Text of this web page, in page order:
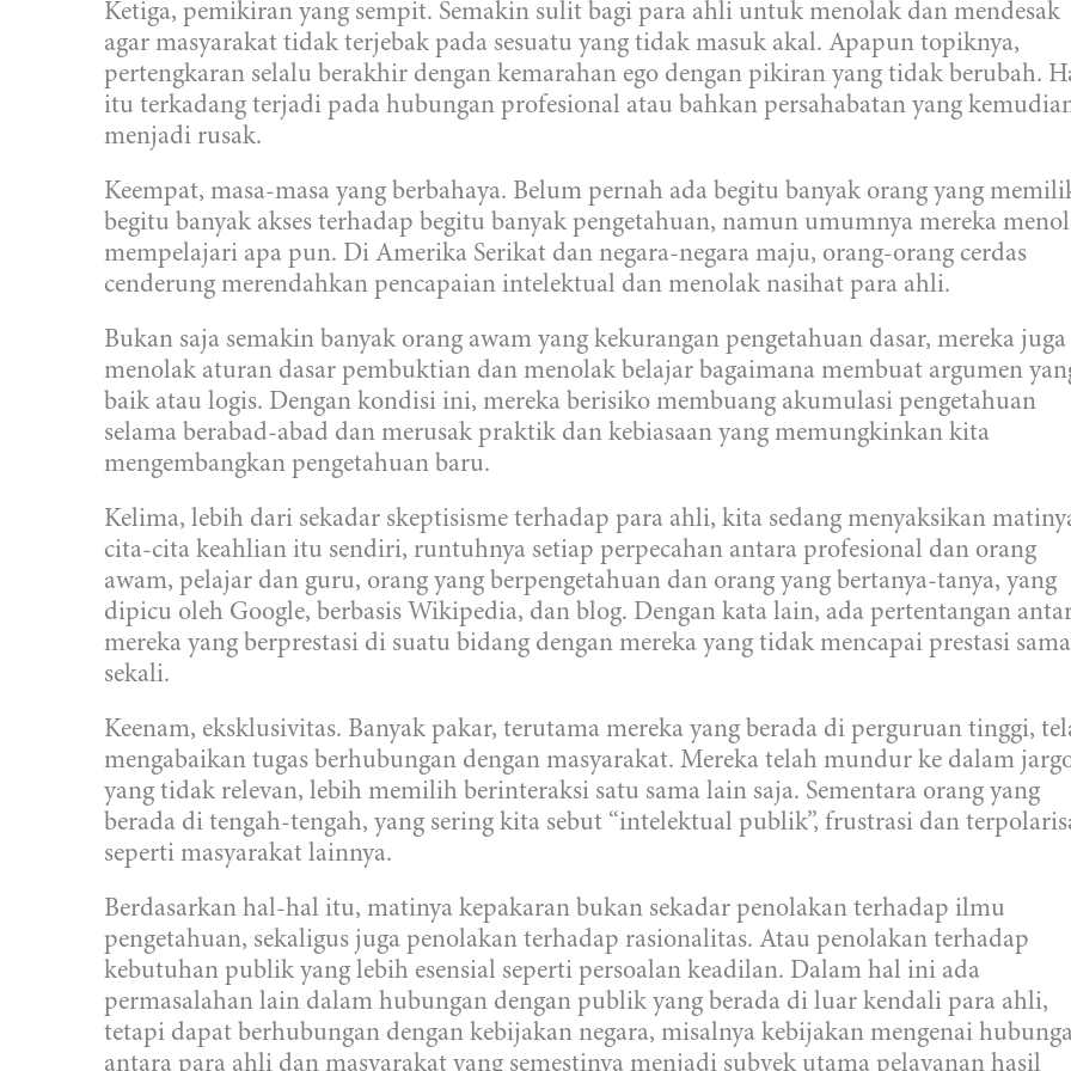
Ketiga, pemikiran yang sempit. Semakin sulit bagi para ahli untuk menolak dan mendesak
agar masyarakat tidak terjebak pada sesuatu yang tidak masuk akal. Apapun topiknya,
pertengkaran selalu berakhir dengan kemarahan ego dengan pikiran yang tidak berubah.
itu terkadang terjadi pada hubungan profesional atau bahkan persahabatan yang
menjadi rusak.
Keempat, masa-masa yang berbahaya. Belum pernah ada begitu banyak orang yang
begitu banyak akses terhadap begitu banyak pengetahuan, namun umumnya mereka
mempelajari apa pun. Di Amerika Serikat dan negara-negara maju, orang-orang cerdas
cenderung merendahkan pencapaian intelektual dan menolak nasihat para ahli.
Bukan saja semakin banyak orang awam yang kekurangan pengetahuan dasar, mereka juga
menolak aturan dasar pembuktian dan menolak belajar bagaimana membuat argumen
baik atau logis. Dengan kondisi ini, mereka berisiko membuang akumulasi pengetahuan
selama berabad-abad dan merusak praktik dan kebiasaan yang memungkinkan kita
mengembangkan pengetahuan baru.
Kelima, lebih dari sekadar skeptisisme terhadap para ahli, kita sedang menyaksikan
cita-cita keahlian itu sendiri, runtuhnya setiap perpecahan antara profesional dan orang
awam, pelajar dan guru, orang yang berpengetahuan dan orang yang bertanya-tanya, yang
dipicu oleh Google, berbasis Wikipedia, dan blog. Dengan kata lain, ada pertentangan
mereka yang berprestasi di suatu bidang dengan mereka yang tidak mencapai prestasi sama
sekali.
Keenam, eksklusivitas. Banyak pakar, terutama mereka yang berada di perguruan tinggi,
mengabaikan tugas berhubungan dengan masyarakat. Mereka telah mundur ke dalam
yang tidak relevan, lebih memilih berinteraksi satu sama lain saja. Sementara orang yang
berada di tengah-tengah, yang sering kita sebut “intelektual publik”, frustrasi dan
seperti masyarakat lainnya.
Berdasarkan hal-hal itu, matinya kepakaran bukan sekadar penolakan terhadap ilmu
pengetahuan, sekaligus juga penolakan terhadap rasionalitas. Atau penolakan terhadap
kebutuhan publik yang lebih esensial seperti persoalan keadilan. Dalam hal ini ada
permasalahan lain dalam hubungan dengan publik yang berada di luar kendali para ahli,
tetapi dapat berhubungan dengan kebijakan negara, misalnya kebijakan mengenai
antara para ahli dan masyarakat yang semestinya menjadi subyek utama pelayanan hasil